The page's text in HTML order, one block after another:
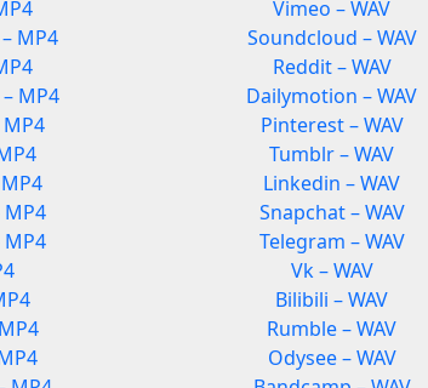
MP4
MP4
MP4
MP4
Vimeo – WAV
Soundcloud – WAV
Reddit – WAV
Dailymotion – WAV
Pinterest – WAV
Tumblr – WAV
Linkedin – WAV
Snapchat – WAV
Telegram – WAV
Vk – WAV
Bilibili – WAV
Rumble – WAV
Odysee – WAV